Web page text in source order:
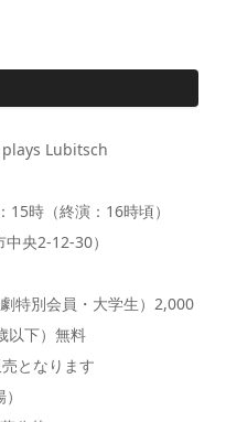
plays Lubitsch
時（終演：16時頃）
央2-12-30）
特別会員・大学生）2,000
以下）無料
となります